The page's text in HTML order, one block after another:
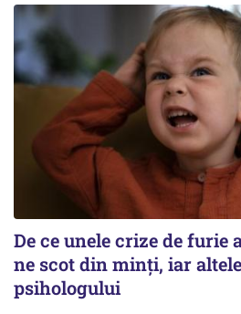
De ce unele crize de furie
ne scot din minți, iar
psihologului